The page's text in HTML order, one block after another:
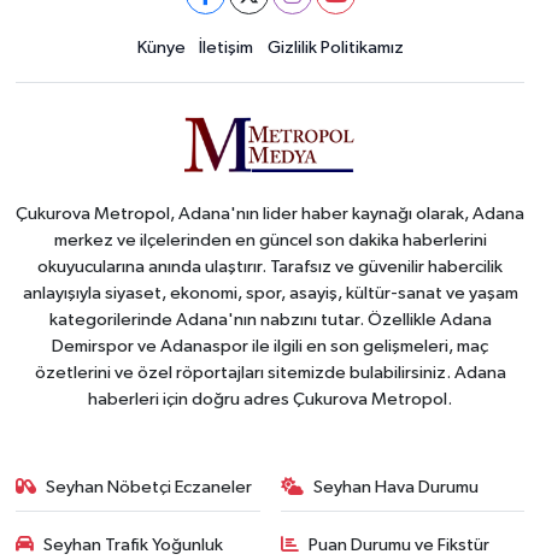
Künye İletişim Gizlilik Politikamız
Çukurova Metropol, Adana'nın lider haber kaynağı olarak, Adana
merkez ve ilçelerinden en güncel son dakika haberlerini
okuyucularına anında ulaştırır. Tarafsız ve güvenilir habercilik
anlayışıyla siyaset, ekonomi, spor, asayiş, kültür-sanat ve yaşam
kategorilerinde Adana'nın nabzını tutar. Özellikle Adana
Demirspor ve Adanaspor ile ilgili en son gelişmeleri, maç
özetlerini ve özel röportajları sitemizde bulabilirsiniz. Adana
haberleri için doğru adres Çukurova Metropol.
Seyhan Nöbetçi Eczaneler Seyhan Hava Durumu
Seyhan Trafik Yoğunluk Puan Durumu ve Fikstür